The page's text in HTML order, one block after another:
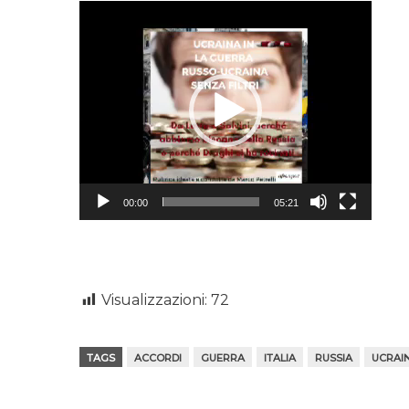
00:00 05:21
Visualizzazioni: 72
TAGS ACCORDI GUERRA ITALIA RUSSIA